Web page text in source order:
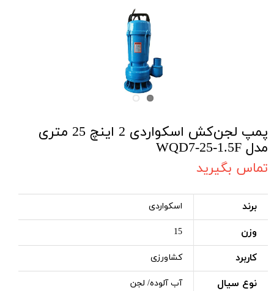
پمپ لجن‌کش اسکواردی 2 اینچ 25 متری
مدل WQD7-25-1.5F
تماس بگیرید
برند اسکواردی
وزن 15
کاربرد کشاورزی
نوع سیال آب آلوده/ لجن